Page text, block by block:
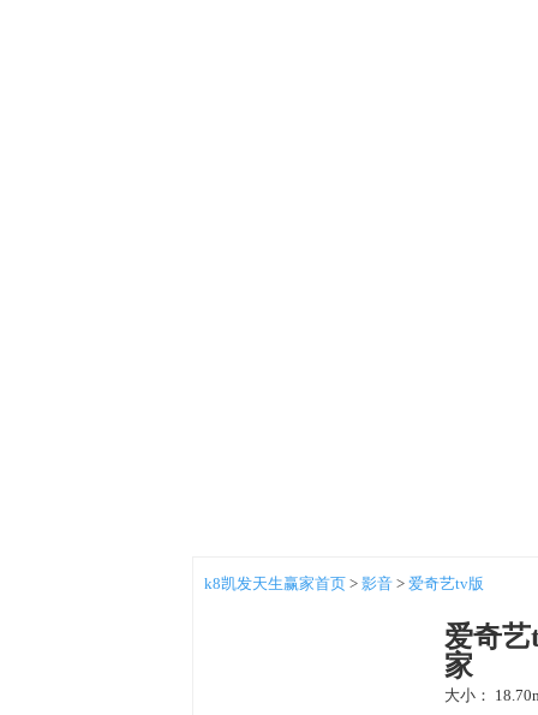
k8凯发天生赢家首页 > 影音 > 爱奇艺tv版
爱奇
家
大小：